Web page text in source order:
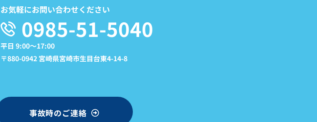
お気軽にお問い合わせください
0985-51-5040
平日 9:00〜17:00
〒880-0942 宮崎県宮崎市生目台東4-14-8
事故時のご連絡